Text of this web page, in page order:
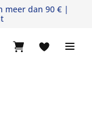
meer dan 90 € |